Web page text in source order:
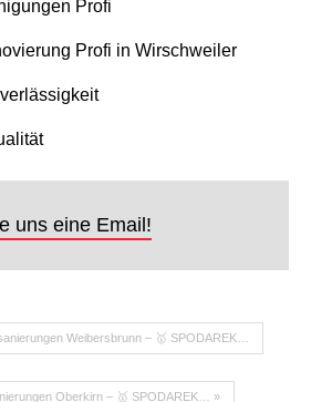
uns eine Email!
Weibersbrunn – 🥇 SPODAREK…
Oberkirn – 🥇 SPODAREK… »